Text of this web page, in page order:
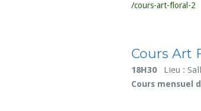
/cours-art-floral-2
Cours Art
18H30 Lieu :
Cours mensuel